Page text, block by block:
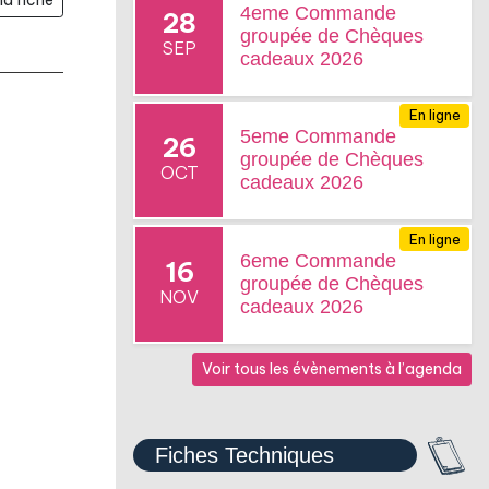
28
SEP
4eme Commande
groupée de Chèques
cadeaux 2026
26
OCT
5eme Commande
groupée de Chèques
cadeaux 2026
En ligne
16
NOV
6eme Commande
groupée de Chèques
cadeaux 2026
En ligne
Voir tous les évènements à l’agenda
Fiches Techniques